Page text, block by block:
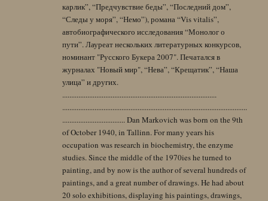
карлик”, “Предчувствие беды”, “Последний дом”,
“Следы у моря”, “Немо”), романа “Vis vitalis”,
автобиографического исследования “Монолог о
пути”. Лауреат нескольких литературных конкурсов,
номинант "Русского Букера 2007". Печатался в
журналах "Новый мир", “Нева”, “Крещатик”, “Наша
улица” и других.
......................................................................................
.......................................................................................................
................................... Dan Markovich was born on the 9th
of October 1940, in Tallinn. For many years his
occupation was research in biochemistry, the enzyme
studies. Since the middle of the 1970ies he turned to
painting, and by now is the author of several hundreds of
paintings, and a great number of drawings. He had about
20 solo exhibitions, displaying his paintings, drawings,